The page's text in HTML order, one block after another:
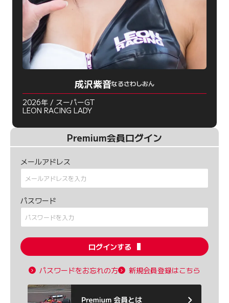
成沢紫音なるさわしおん
2026年 / スーパーGT
LEON RACING LADY
Premium会員ログイン
メールアドレス
パスワード
ログインする
パスワードをお忘れの方 新規会員登録はこちら